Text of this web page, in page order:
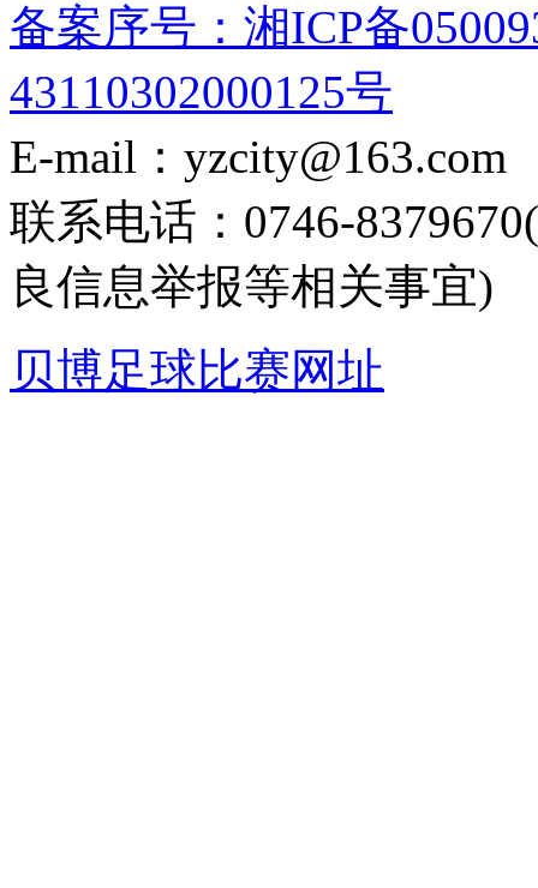
备案序号：湘ICP备
43110302000125号
E-mail：yzcity@163.com
联系电话：0746-
良信息举报等相关事宜)
贝博足球比赛网址